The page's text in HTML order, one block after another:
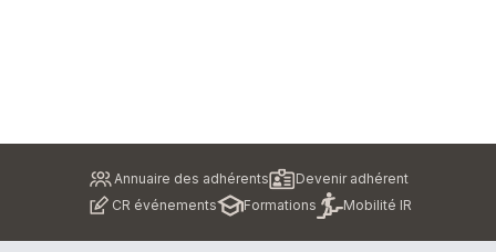
Annuaire des adhérents
Devenir adhérent
CR événements
Formations Mobilité IR